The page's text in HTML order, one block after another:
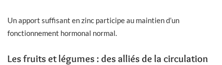
Un apport suffisant en zinc participe au maintien d’un
fonctionnement hormonal normal.
Les fruits et légumes : des alliés de la circulation